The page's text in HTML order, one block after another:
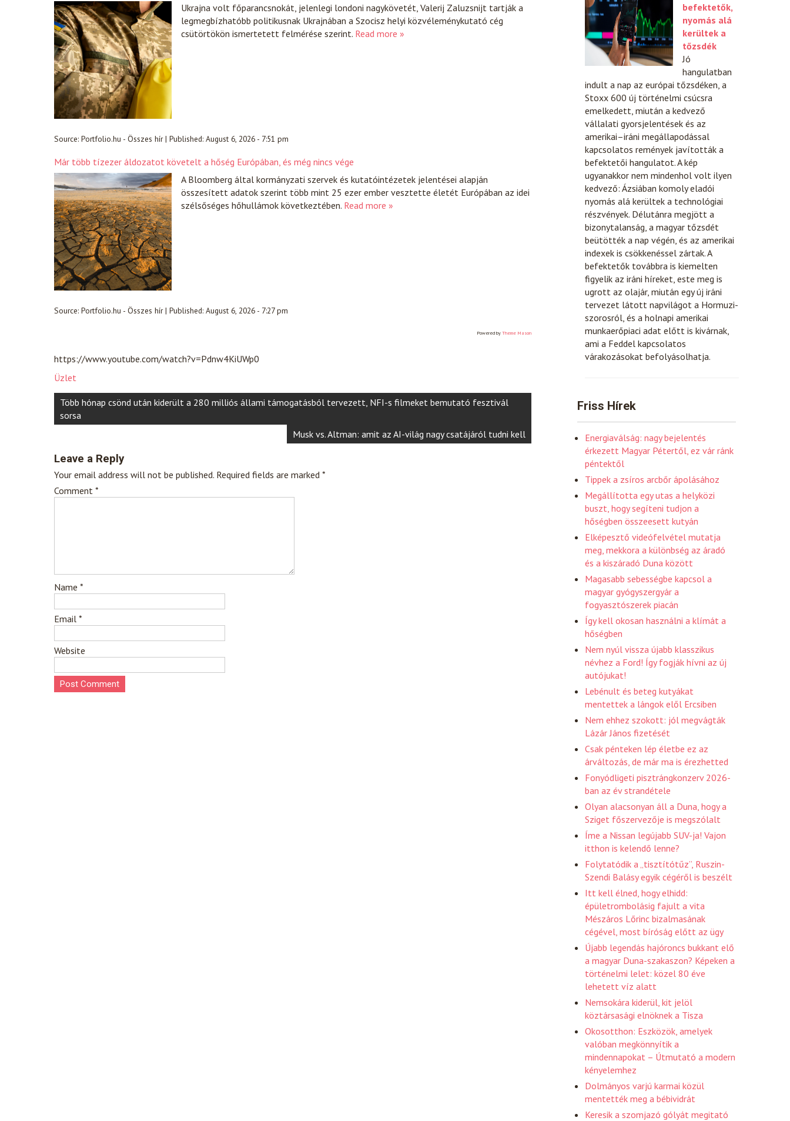
Ukrajna volt főparancsnokát, jelenlegi londoni nagykövetét, Valerij Zaluzsnijt tartják a
legmegbízhatóbb politikusnak Ukrajnában a Szocisz helyi közvéleménykutató cég
csütörtökön ismertetett felmérése szerint. Read more »
Source: Portfolio.hu - Összes hír| Published: August 6, 2026 - 7:51 pm
Már több tízezer áldozatot követelt a hőség Európában, és még nincs vége
A Bloomberg által kormányzati szervek és kutatóintézetek jelentései alapján
összesített adatok szerint több mint 25 ezer ember vesztette életét Európában az idei
szélsőséges hőhullámok következtében. Read more »
Source: Portfolio.hu - Összes hír| Published: August 6, 2026 - 7:27 pm
Powered by Theme Mason
https://www.youtube.com/watch?v=Pdnw4KiUWp0
Üzlet
Post
navigation
Több hónap csönd után kiderült a 280 milliós állami támogatásból tervezett, NFI-s filmeket bemutató fesztivál
sorsa
Musk vs. Altman: amit az AI-világ nagy csatájáról tudni kell
Leave a Reply
Your email address will not be published. Required fields are marked *
Comment *
Name *
Email *
Website
befektetők,
nyomás alá
kerültek a
tőzsdék
Jó
hangulatban
indult a nap az európai tőzsdéken, a
Stoxx 600 új történelmi csúcsra
emelkedett, miután a kedvező
vállalati gyorsjelentések és az
amerikai–iráni megállapodással
kapcsolatos remények javították a
befektetői hangulatot. A kép
ugyanakkor nem mindenhol volt ilyen
kedvező: Ázsiában komoly eladói
nyomás alá kerültek a technológiai
részvények. Délutánra megjött a
bizonytalanság, a magyar tőzsdét
beütötték a nap végén, és az amerikai
indexek is csökkenéssel zártak. A
befektetők továbbra is kiemelten
figyelik az iráni híreket, este meg is
ugrott az olajár, miután egy új iráni
tervezet látott napvilágot a Hormuzi-
szorosról, és a holnapi amerikai
munkaerőpiaci adat előtt is kivárnak,
ami a Feddel kapcsolatos
várakozásokat befolyásolhatja.
Friss Hírek
Energiaválság: nagy bejelentés
érkezett Magyar Pétertől, ez vár ránk
péntektől
Tippek a zsíros arcbőr ápolásához
Megállította egy utas a helyközi
buszt, hogy segíteni tudjon a
hőségben összeesett kutyán
Elképesztő videófelvétel mutatja
meg, mekkora a különbség az áradó
és a kiszáradó Duna között
Magasabb sebességbe kapcsol a
magyar gyógyszergyár a
fogyasztószerek piacán
Így kell okosan használni a klímát a
hőségben
Nem nyúl vissza újabb klasszikus
névhez a Ford! Így fogják hívni az új
autójukat!
Lebénult és beteg kutyákat
mentettek a lángok elől Ercsiben
Nem ehhez szokott: jól megvágták
Lázár János fizetését
Csak pénteken lép életbe ez az
árváltozás, de már ma is érezhetted
Fonyódligeti pisztrángkonzerv 2026-
ban az év strandétele
Olyan alacsonyan áll a Duna, hogy a
Sziget főszervezője is megszólalt
Íme a Nissan legújabb SUV-ja! Vajon
itthon is kelendő lenne?
Folytatódik a „tisztítótűz”, Ruszin-
Szendi Balásy egyik cégéről is beszélt
Itt kell élned, hogy elhidd:
épületrombolásig fajult a vita
Mészáros Lőrinc bizalmasának
cégével, most bíróság előtt az ügy
Újabb legendás hajóroncs bukkant elő
a magyar Duna-szakaszon? Képeken a
történelmi lelet: közel 80 éve
lehetett víz alatt
Nemsokára kiderül, kit jelöl
köztársasági elnöknek a Tisza
Okosotthon: Eszközök, amelyek
valóban megkönnyítik a
mindennapokat – Útmutató a modern
kényelemhez
Dolmányos varjú karmai közül
mentették meg a bébividrát
Keresik a szomjazó gólyát megitató